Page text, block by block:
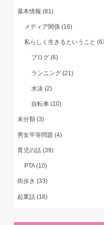
基本情報(81)
メディア関係(16)
私らしく生きるということ
ブログ(6)
ランニング(21)
水泳(2)
自転車(10)
未分類(3)
男女平等問題(4)
育児の話(39)
PTA(10)
街歩き(33)
起業話(18)